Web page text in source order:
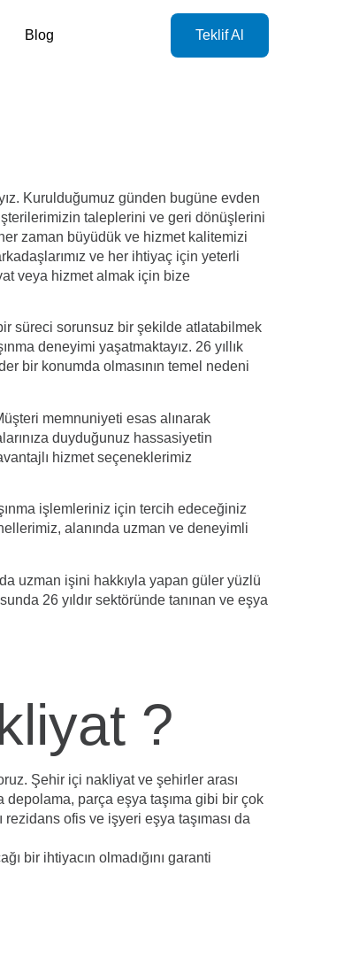
Blog Teklif Al
Kurulduğumuz günden bugüne evden
taleplerini ve geri dönüşlerini
zaman büyüdük ve hizmet kalitemizi
ve her ihtiyaç için yeterli
veya hizmet almak için bize
süreci sorunsuz bir şekilde atlatabilmek
deneyimi yaşatmaktayız. 26 yıllık
bir konumda olmasının temel nedeni
memnuniyeti esas alınarak
duyduğunuz hassasiyetin
hizmet seçeneklerimiz
işlemleriniz için tercih edeceğiniz
alanında uzman ve deneyimli
uzman işini hakkıyla yapan güler yüzlü
26 yıldır sektöründe tanınan ve eşya
?
Şehir içi nakliyat ve şehirler arası
depolama, parça eşya taşıma gibi bir çok
rezidans ofis ve işyeri eşya taşıması da
bir ihtiyacın olmadığını garanti